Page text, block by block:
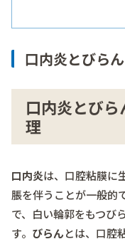
口内炎とびら
口内炎とび
理
口内炎は、口腔粘膜に
脹を伴うことが一般的
で、白い輪郭をもつび
す。 びらんとは、口腔